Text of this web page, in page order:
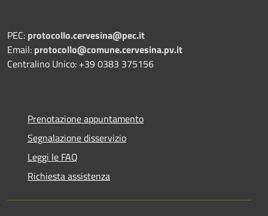
PEC: protocollo.cervesina@pec.it
Email: protocollo@comune.cervesina.pv.it
Centralino Unico: +39 0383 375156
Prenotazione appuntamento
Segnalazione disservizio
Leggi le FAQ
Richiesta assistenza